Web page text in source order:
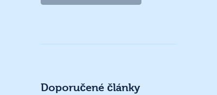
Doporučené články